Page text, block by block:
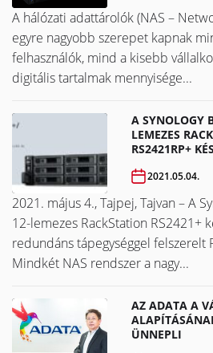
A hálózati adattárolók (NAS –
egyre nagyobb szerepet kapnak
felhasználók, mind a kisebb
digitális tartalmak mennyisége...
A SYNOLOGY
LEMEZES
RS2421RP+
2021.05.04.
2021. május 4., Tajpej, Tajvan – A
12-lemezes RackStation RS2421+
redundáns tápegységgel felszerelt
Mindkét NAS rendszer a nagy...
AZ ADATA A
ÜNNEPLI